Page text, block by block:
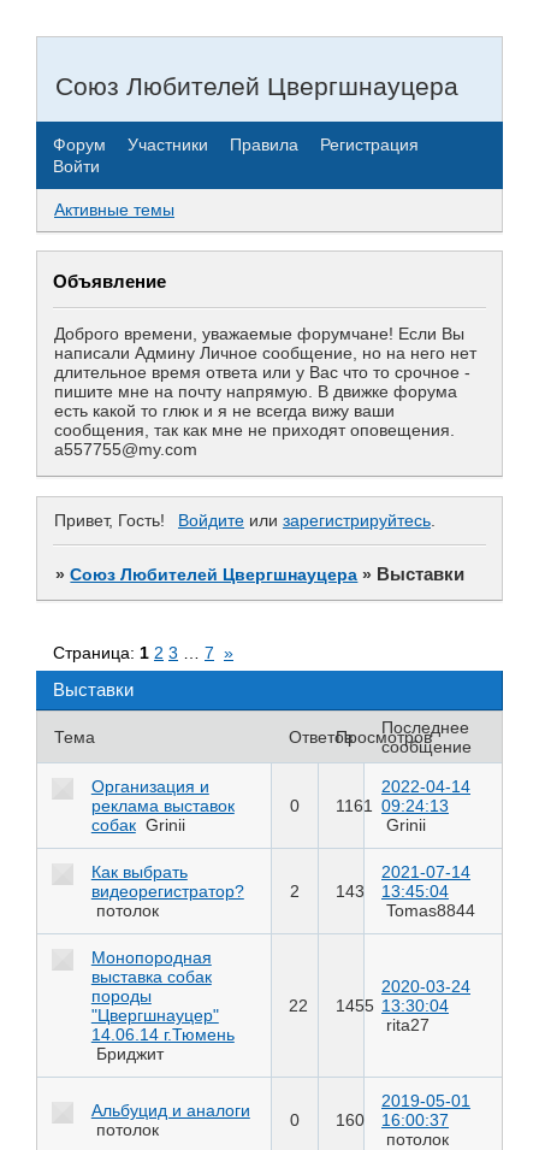
Союз Любителей Цвергшнауцера
Форум Участники Правила
Регистрация
Войти
Активные темы
Объявление
Доброго времени, уважаемые форумчане! Если Вы
написали Админу Личное сообщение, но на него нет
длительное время ответа или у Вас что то срочное -
пишите мне на почту напрямую. В движке форума
есть какой то глюк и я не всегда вижу ваши
сообщения, так как мне не приходят оповещения.
a557755@my.com
Привет, Гость! Войдите или зарегистрируйтесь.
»Союз Любителей Цвергшнауцера » Выставки
Выставки
Страница: 1 2 3 7 »
Тема ОтветовПросмотров
Последнее
сообщение
Организация и
реклама выставок
собак Grinii
0 1161
2022-04-14
09:24:13
Grinii
Как выбрать
видеорегистратор?
потолок
2 143
2021-07-14
13:45:04
Tomas8844
Монопородная
выставка собак
породы
"Цвергшнауцер"
14.06.14 г.Тюмень
Бриджит
22 1455
2020-03-24
13:30:04
rita27
Альбуцид и аналоги
потолок
0 160
2019-05-01
16:00:37
потолок